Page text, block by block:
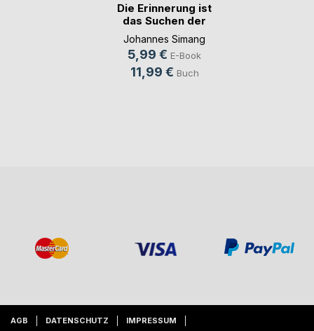
Die Erinnerung ist
das Suchen der
Seele
Johannes Simang
5,99 € E-Book
11,99 € Buch
AGB DATENSCHUTZ IMPRESSUM